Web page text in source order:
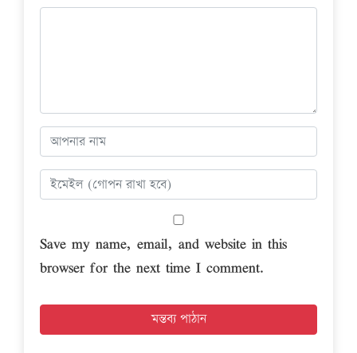
Save my name, email, and website in this
browser for the next time I comment.